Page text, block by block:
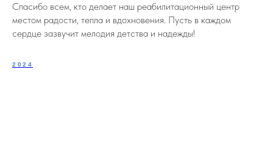
Спасибо всем, кто делает наш реабилитационный центр
местом радости, тепла и вдохновения. Пусть в каждом
сердце зазвучит мелодия детства и надежды!
2024